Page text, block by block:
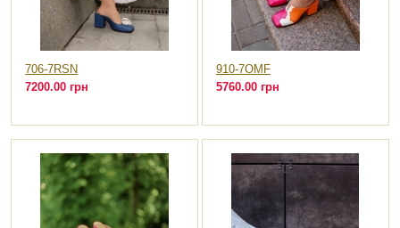
706-7RSN
7200.00 грн
910-7OMF
5760.00 грн